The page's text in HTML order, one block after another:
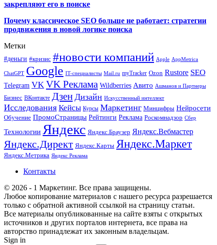
закрепляют его в поиске
Почему классическое SEO больше не работает: стратегии
продвижения в новой логике поиска
Метки
#деньги #кризис #новости компаний Apple AppMetrica
ChatGPT Google IT-специалисты Mail.ru myTracker Ozon Rustore SEO
Telegram VK VK Реклама Wildberries Авито Ашманов и Партнеры
Бизнес ВКонтакте Дзен Дизайн Искусственный интеллект
Исследования Кейсы Курсы Маркетинг Минцифры Нейросети
Обучение ПромоСтраницы Рейтинги Реклама Роскомнадзор Сбер
Технологии Яндекс Яндекс.Браузер Яндекс.Вебмастер
Яндекс.Директ Яндекс.Карты Яндекс.Маркет
Яндекс.Метрика Яндекс Реклама
Контакты
© 2026 - 1 Маркетинг. Все права защищены.
Любое копирование материалов с нашего ресурса разрешается
только с обратной активной ссылкой на страницу статьи.
Все материалы опубликованные на сайте взяты с открытых
источников и других порталов интернета, все права на
авторство принадлежат их законным владельцам.
Sign in